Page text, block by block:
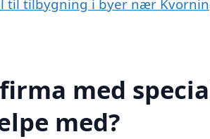
til tilbygning i byer nær
med
med?